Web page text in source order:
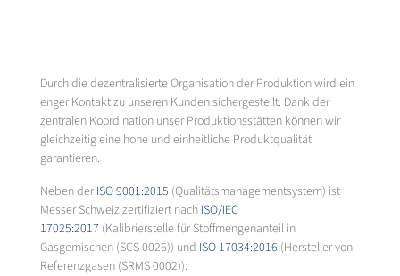
Durch die dezentralisierte Organisation der Produktion wird ein
enger Kontakt zu unseren Kunden sichergestellt. Dank der
zentralen Koordination unser Produktionsstätten können wir
gleichzeitig eine hohe und einheitliche Produktqualität
garantieren.
Neben derISO 9001:2015 (Qualitätsmanagementsystem) ist
Messer Schweiz zertifiziert nach ISO/IEC
17025:2017 (Kalibrierstelle für Stoffmengenanteil in
Gasgemischen (SCS 0026)) und ISO 17034:2016 (Hersteller von
Referenzgasen (SRMS 0002)).